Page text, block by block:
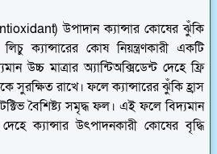
উপাদান ক্যান্সার কোষের ঝুঁকি
ক্যান্সারের কোষ নিয়ন্ত্রণকারী একটি
উচ্চ মাত্রার অ্যান্টিঅক্সিডেন্ট দেহে ফ্রি
সুরক্ষিত রাখে। ফলে ক্যান্সারের ঝুঁকি হ্রাস
বৈশিষ্ট্য সমৃদ্ধ ফল। এই ফলে বিদ্যমান
ক্যান্সার উৎপাদনকারী কোষের বৃদ্ধি